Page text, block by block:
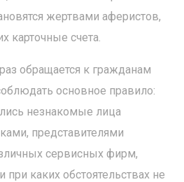
жертвами аферистов,
карточные счета.
обращается к гражданам
основное правило:
незнакомые лица
представителями
сервисных фирм,
при каких обстоятельствах не